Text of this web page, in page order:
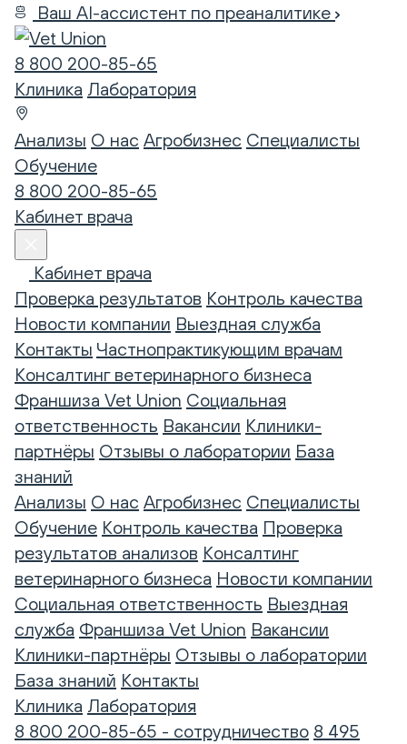
Ваш AI-ассистент по преаналитике
8 800 200-85-65
Клиника Лаборатория
Анализы О нас Агробизнес Специалисты
Обучение
8 800 200-85-65
Кабинет врача
Кабинет врача
Проверка результатов Контроль качества
Новости компании Выездная служба
Контакты Частнопрактикующим врачам
Консалтинг ветеринарного бизнеса
Франшиза Vet Union Социальная
ответственность Вакансии Клиники-
партнёры Отзывы о лаборатории База
знаний
Анализы О нас Агробизнес Специалисты
Обучение Контроль качества Проверка
результатов анализов Консалтинг
ветеринарного бизнеса Новости компании
Социальная ответственность Выездная
служба Франшиза Vet Union Вакансии
Клиники-партнёры Отзывы о лаборатории
База знаний Контакты
Клиника Лаборатория
8 800 200-85-65 - сотрудничество 8 495